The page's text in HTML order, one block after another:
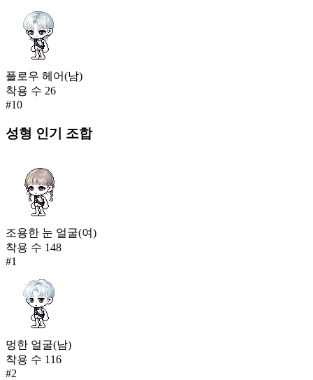
플로우 헤어(남)
착용 수 26
#10
성형 인기 조합
조용한 눈 얼굴(여)
착용 수 148
#1
멍한 얼굴(남)
착용 수 116
#2